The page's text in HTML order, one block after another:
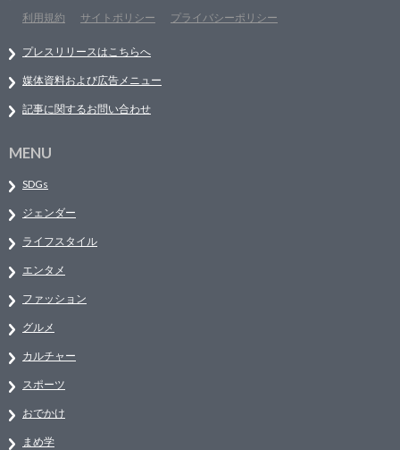
利用規約
サイトポリシー プライバシーポリシー
プレスリリースはこちらへ
媒体資料および広告メニュー
記事に関するお問い合わせ
MENU
SDGs
ジェンダー
ライフスタイル
エンタメ
ファッション
グルメ
カルチャー
スポーツ
おでかけ
まめ学